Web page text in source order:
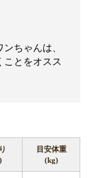
ちゃんは、
ことをオスス
目安体重
(kg)